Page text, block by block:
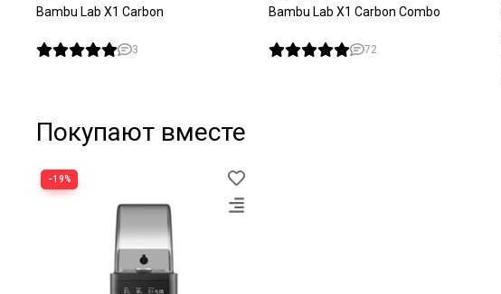
Bambu Lab X1 Carbon
3
Bambu Lab X1 Carbon Combo
72
Покупают вместе
−19%